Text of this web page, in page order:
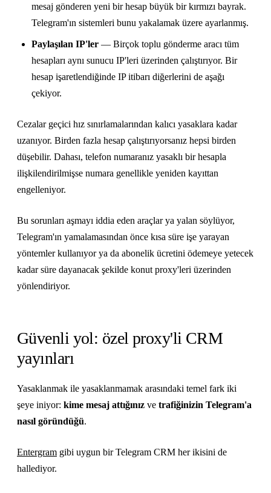
mesaj gönderen yeni bir hesap büyük bir kırmızı bayrak.
Telegram'ın sistemleri bunu yakalamak üzere ayarlanmış.
Paylaşılan IP'ler — Birçok toplu gönderme aracı tüm
hesapları aynı sunucu IP'leri üzerinden çalıştırıyor. Bir
hesap işaretlendiğinde IP itibarı diğerlerini de aşağı
çekiyor.
Cezalar geçici hız sınırlamalarından kalıcı yasaklara kadar
uzanıyor. Birden fazla hesap çalıştırıyorsanız hepsi birden
düşebilir. Dahası, telefon numaranız yasaklı bir hesapla
ilişkilendirilmişse numara genellikle yeniden kayıttan
engelleniyor.
Bu sorunları aşmayı iddia eden araçlar ya yalan söylüyor,
Telegram'ın yamalamasından önce kısa süre işe yarayan
yöntemler kullanıyor ya da abonelik ücretini ödemeye yetecek
kadar süre dayanacak şekilde konut proxy'leri üzerinden
yönlendiriyor.
Güvenli yol: özel proxy'li CRM
yayınları
Yasaklanmak ile yasaklanmamak arasındaki temel fark iki
şeye iniyor: kime mesaj attığınız ve trafiğinizin Telegram'a
nasıl göründüğü.
Entergram gibi uygun bir Telegram CRM her ikisini de
hallediyor.